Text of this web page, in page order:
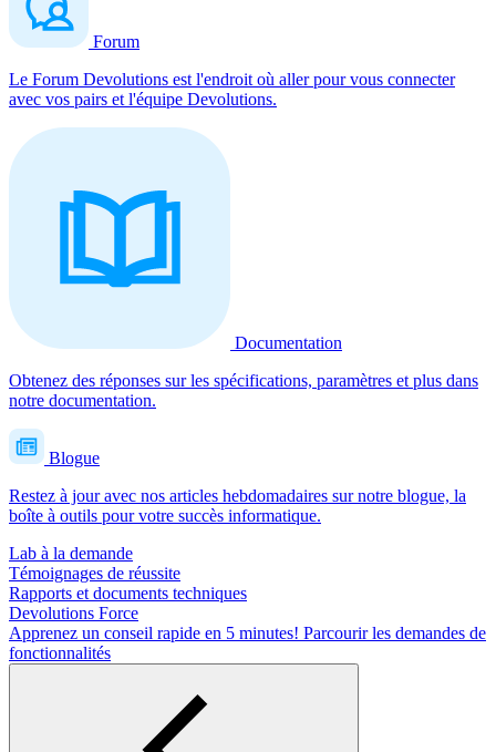
Forum
Le Forum Devolutions est l'endroit où aller pour vous connecter
avec vos pairs et l'équipe Devolutions.
Documentation
Obtenez des réponses sur les spécifications, paramètres et plus dans
notre documentation.
Blogue
Restez à jour avec nos articles hebdomadaires sur notre blogue, la
boîte à outils pour votre succès informatique.
Lab à la demande
Témoignages de réussite
Rapports et documents techniques
Devolutions Force
Apprenez un conseil rapide en 5 minutes! Parcourir les demandes de
fonctionnalités